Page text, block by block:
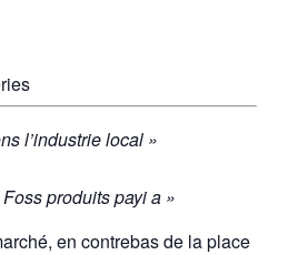
l’industrie local »
produits payi a »
en contrebas de la place